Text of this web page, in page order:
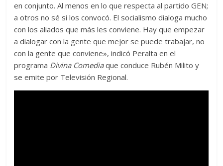
en conjunto. Al menos en lo que respecta al partido GEN;
a otros no sé si los convocó. El socialismo dialoga mucho
con los aliados que más les conviene. Hay que empezar
a dialogar con la gente que mejor se puede trabajar, no
con la gente que conviene», indicó Peralta en el
programa Divina Comediaque conduce Rubén Milito y
se emite por Televisión Regional.